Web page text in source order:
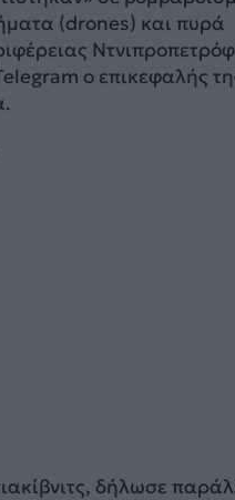
(drones) και πυρά
ο επικεφαλής
δήλωσε